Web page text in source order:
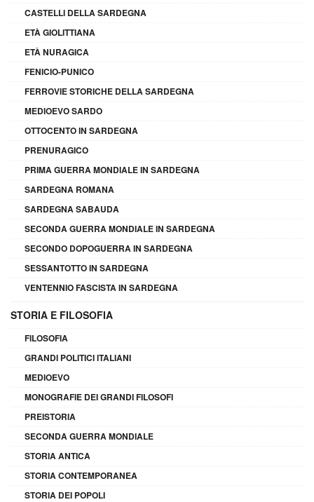
CASTELLI DELLA SARDEGNA
ETÀ GIOLITTIANA
ETÀ NURAGICA
FENICIO-PUNICO
FERROVIE STORICHE DELLA SARDEGNA
MEDIOEVO SARDO
OTTOCENTO IN SARDEGNA
PRENURAGICO
PRIMA GUERRA MONDIALE IN SARDEGNA
SARDEGNA ROMANA
SARDEGNA SABAUDA
SECONDA GUERRA MONDIALE IN SARDEGNA
SECONDO DOPOGUERRA IN SARDEGNA
SESSANTOTTO IN SARDEGNA
VENTENNIO FASCISTA IN SARDEGNA
STORIA E FILOSOFIA
FILOSOFIA
GRANDI POLITICI ITALIANI
MEDIOEVO
MONOGRAFIE DEI GRANDI FILOSOFI
PREISTORIA
SECONDA GUERRA MONDIALE
STORIA ANTICA
STORIA CONTEMPORANEA
STORIA DEI POPOLI